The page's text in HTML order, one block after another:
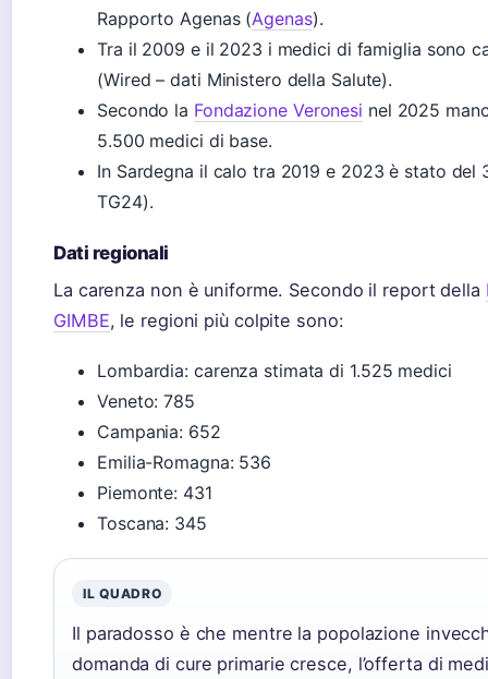
Rapporto Agenas (Agenas).
Tra il 2009 e il 2023 i medici di famiglia sono
(Wired – dati Ministero della Salute).
Secondo la Fondazione Veronesi nel 2025
5.500 medici di base.
In Sardegna il calo tra 2019 e 2023 è stato del
TG24).
Dati regionali
La carenza non è uniforme. Secondo il report della
GIMBE, le regioni più colpite sono:
Lombardia: carenza stimata di 1.525 medici
Veneto: 785
Campania: 652
Emilia-Romagna: 536
Piemonte: 431
Toscana: 345
IL QUADRO
Il paradosso è che mentre la popolazione
domanda di cure primarie cresce, l’offerta di